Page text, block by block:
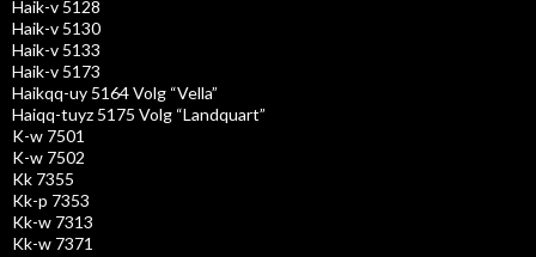
Haik-v 5128
Haik-v 5130
Haik-v 5133
Haik-v 5173
Haikqq-uy 5164 Volg “Vella”
Haiqq-tuyz 5175 Volg “Landquart”
K-w 7501
K-w 7502
Kk 7355
Kk-p 7353
Kk-w 7313
Kk-w 7371